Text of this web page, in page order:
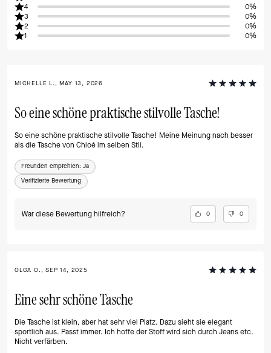
4
0%
3
0%
2
0%
1
0%
MICHELLE L., MAY 13, 2026
So eine schöne praktische stilvolle Tasche!
So eine schöne praktische stilvolle Tasche! Meine Meinung nach besser
als die Tasche von Chloé im selben Stil.
Freunden empfehlen: Ja
Verifizierte Bewertung
War diese Bewertung hilfreich? 0 0
OLGA O., SEP 14, 2025
Eine sehr schöne Tasche
Die Tasche ist klein, aber hat sehr viel Platz. Dazu sieht sie elegant
sportlich aus. Passt immer. Ich hoffe der Stoff wird sich durch Jeans etc.
Nicht verfärben.